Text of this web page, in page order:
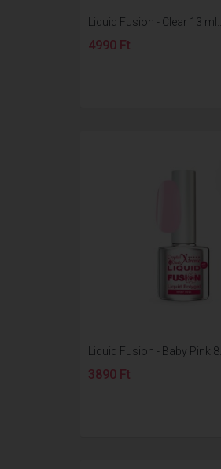
Liquid Fusion - Clear 13 ml...
4990 Ft
Liquid Fusion - Baby Pink 8...
3890 Ft